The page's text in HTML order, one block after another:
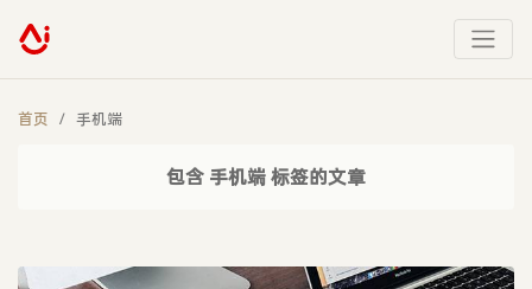
首页 手机端
包含 手机端 标签的文章